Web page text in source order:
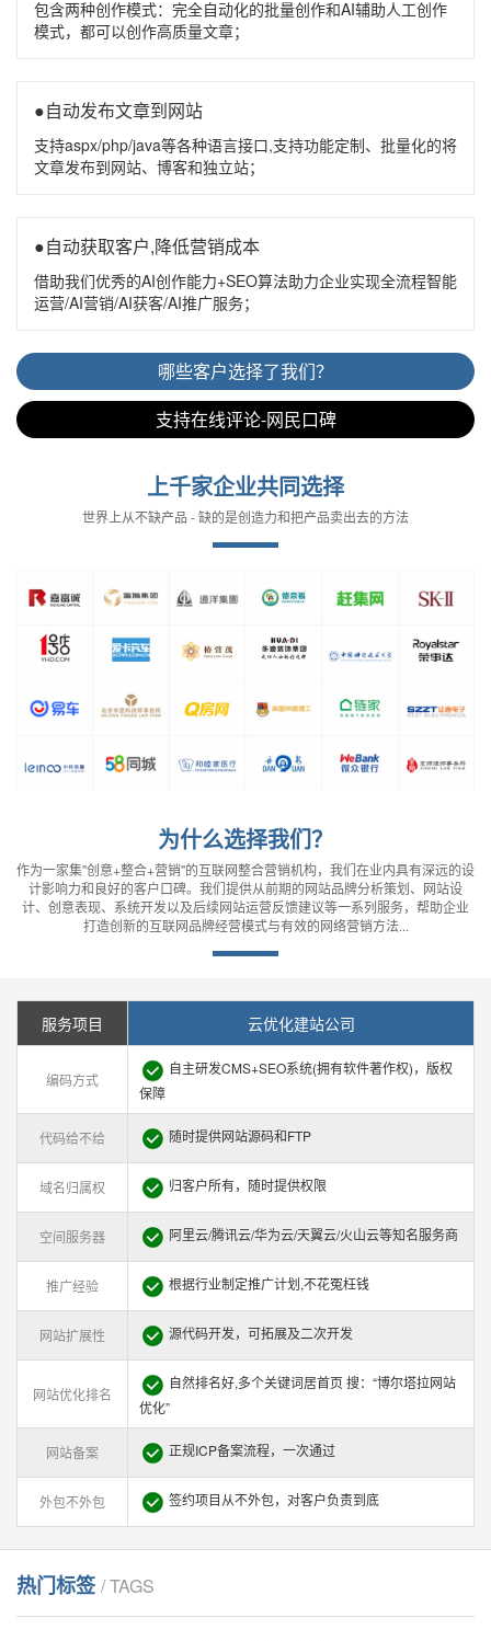
包含两种创作模式：完全自动化的批量创作和AI辅助人工创作
模式，都可以创作高质量文章；
●自动发布文章到网站
支持aspx/php/java等各种语言接口,支持功能定制、批量化的将
文章发布到网站、博客和独立站；
●自动获取客户,降低营销成本
借助我们优秀的AI创作能力+SEO算法助力企业实现全流程智能
运营/AI营销/AI获客/AI推广服务；
哪些客户选择了我们？
支持在线评论-网民口碑
上千家企业共同选择
世界上从不缺产品 - 缺的是创造力和把产品卖出去的方法
为什么选择我们？
作为一家集"创意+整合+营销"的互联网整合营销机构，我们在业内具有深远的设
计影响力和良好的客户口碑。我们提供从前期的网站品牌分析策划、网站设
计、创意表现、系统开发以及后续网站运营反馈建议等一系列服务，帮助企业
打造创新的互联网品牌经营模式与有效的网络营销方法...
服务项目 云优化建站公司
编码方式
自主研发CMS+SEO系统(拥有软件著作权)，版权
保障
代码给不给 随时提供网站源码和FTP
域名归属权 归客户所有，随时提供权限
空间服务器 阿里云/腾讯云/华为云/天翼云/火山云等知名服务商
推广经验 根据行业制定推广计划,不花冤枉钱
网站扩展性 源代码开发，可拓展及二次开发
网站优化排名
自然排名好,多个关键词居首页 搜：“博尔塔拉网站
优化”
网站备案 正规ICP备案流程，一次通过
外包不外包 签约项目从不外包，对客户负责到底
热门标签/ TAGS